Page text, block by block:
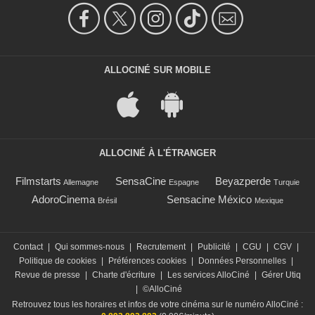
ALLOCINÉ SUR MOBILE
ALLOCINÉ À L'ÉTRANGER
Filmstarts Allemagne SensaCine Espagne Beyazperde Turquie
AdoroCinema Brésil Sensacine México Mexique
Contact Qui sommes-nous Recrutement Publicité CGU CGV
Politique de cookies
Préférences cookies Données Personnelles
Revue de presse
Charte d'écriture Les services AlloCiné
Gérer Utiq
©AlloCiné
Retrouvez tous les horaires et infos de votre cinéma sur le numéro AlloCiné :